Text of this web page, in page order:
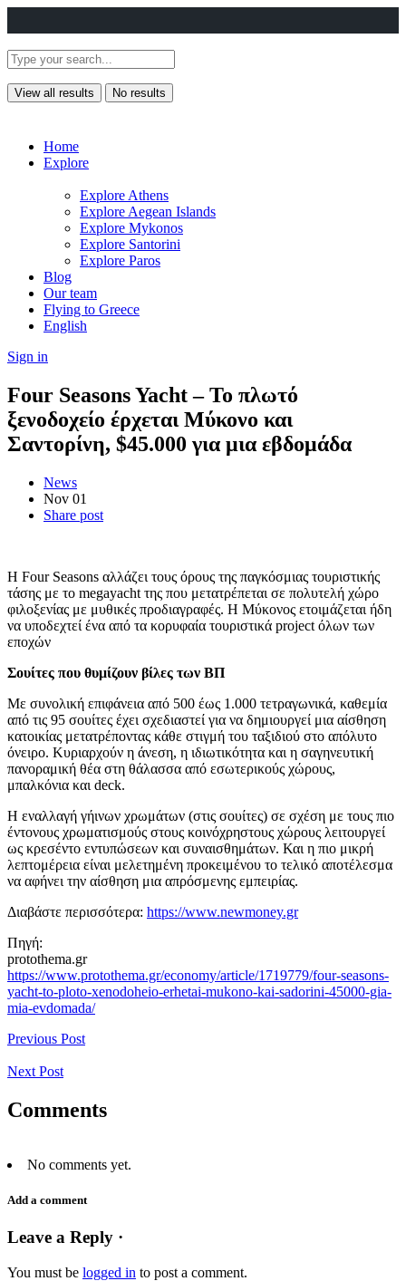
View all results No results
Home
Explore
Explore Athens
Explore Aegean Islands
Explore Mykonos
Explore Santorini
Explore Paros
Blog
Our team
Flying to Greece
English
Sign in
Four Seasons Yacht – To πλωτό
ξενοδοχείο έρχεται Μύκονο και
Σαντορίνη, $45.000 για μια εβδομάδα
News
Nov 01
Share post
Η Four Seasons αλλάζει τους όρους της παγκόσμιας τουριστικής
τάσης με το megayacht της που μετατρέπεται σε πολυτελή χώρο
φιλοξενίας με μυθικές προδιαγραφές. Η Μύκονος ετοιμάζεται ήδη
να υποδεχτεί ένα από τα κορυφαία τουριστικά project όλων των
εποχών
Σουίτες που θυμίζουν βίλες των BΠ
Με συνολική επιφάνεια από 500 έως 1.000 τετραγωνικά, καθεμία
από τις 95 σουίτες έχει σχεδιαστεί για να δημιουργεί μια αίσθηση
κατοικίας μετατρέποντας κάθε στιγμή του ταξιδιού στο απόλυτο
όνειρο. Κυριαρχούν η άνεση, η ιδιωτικότητα και η σαγηνευτική
πανοραμική θέα στη θάλασσα από εσωτερικούς χώρους,
μπαλκόνια και deck.
Η εναλλαγή γήινων χρωμάτων (στις σουίτες) σε σχέση με τους πιο
έντονους χρωματισμούς στους κοινόχρηστους χώρους λειτουργεί
ως κρεσέντο εντυπώσεων και συναισθημάτων. Και η πιο μικρή
λεπτομέρεια είναι μελετημένη προκειμένου το τελικό αποτέλεσμα
να αφήνει την αίσθηση μια απρόσμενης εμπειρίας.
Διαβάστε περισσότερα: https://www.newmoney.gr
Πηγή:
protothema.gr
https://www.protothema.gr/economy/article/1719779/four-seasons-
yacht-to-ploto-xenodoheio-erhetai-mukono-kai-sadorini-45000-gia-
mia-evdomada/
Previous Post
Next Post
Comments
No comments yet.
Add a comment
Leave a Reply ·
You must be logged in to post a comment.